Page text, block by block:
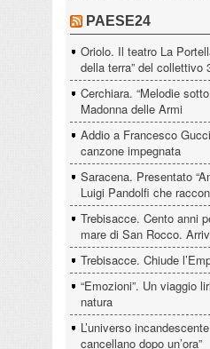
PAESE24
Oriolo. Il teatro La
della terra” del collettivo
Cerchiara. “Melodie
Madonna delle Armi
Addio a Francesco
canzone impegnata
Saracena. Presentato
Luigi Pandolfi che
Trebisacce. Cento anni
mare di San Rocco.
Trebisacce. Chiude
“Emozioni”. Un viaggio
natura
L’universo
cancellano dopo un’ora”